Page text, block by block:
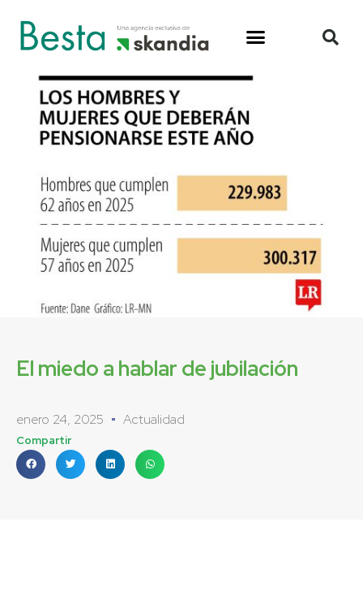
El miedo a hablar de jubilación
enero 24, 2025 Actualidad
Compartir